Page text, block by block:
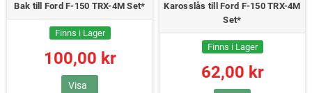
Bak till Ford F-150 TRX-4M Set*
Finns i Lager
100,00 kr
Visa
Karosslås till Ford F-150 TRX-4M
Set*
Finns i Lager
62,00 kr